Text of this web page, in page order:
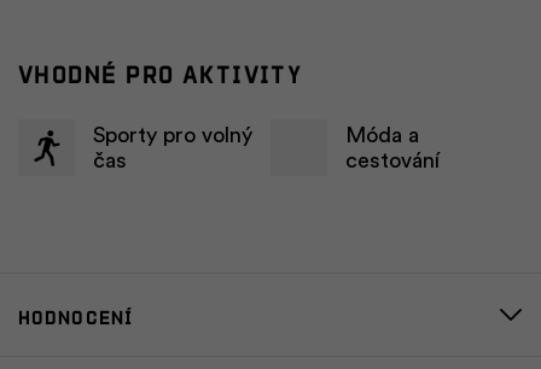
Vhodné pro aktivity
Sporty pro volný
čas
Móda a
cestování
Hodnocení